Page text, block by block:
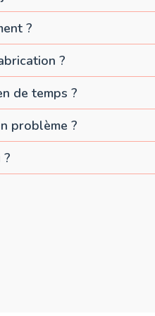
?
?
de temps ?
problème ?